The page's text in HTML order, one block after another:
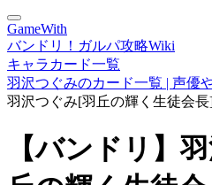
GameWith
バンドリ！ガルパ攻略Wiki
キャラカード一覧
羽沢つぐみのカード一覧 | 声優
羽沢つぐみ[羽丘の輝く生徒会
【バンドリ】